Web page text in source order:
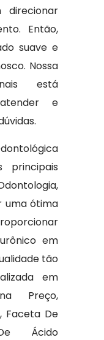
direcionar
Então,
suave e
Nossa
está
e
uma ótima
em
tão
em
Preço,
Faceta De
Ácido